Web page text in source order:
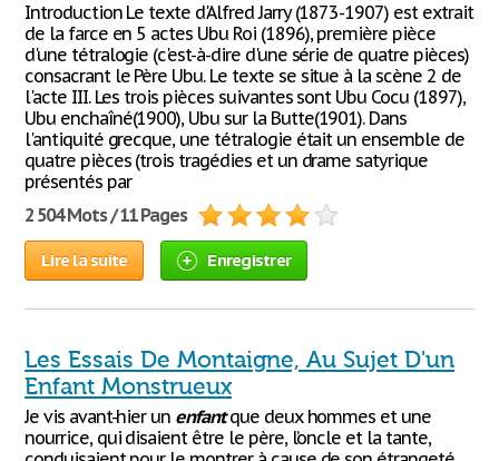
Introduction Le texte d'Alfred Jarry (1873-1907) est extrait
de la farce en 5 actes Ubu Roi (1896), première pièce
d'une tétralogie (c'est-à-dire d'une série de quatre pièces)
consacrant le Père Ubu. Le texte se situe à la scène 2 de
l'acte III. Les trois pièces suivantes sont Ubu Cocu (1897),
Ubu enchaîné(1900), Ubu sur la Butte(1901). Dans
l'antiquité grecque, une tétralogie était un ensemble de
quatre pièces (trois tragédies et un drame satyrique
présentés par
2 504 Mots / 11 Pages
Lire la suite Enregistrer
Les Essais De Montaigne, Au Sujet D'un
Enfant Monstrueux
Je vis avant-hier un enfantque deux hommes et une
nourrice, qui disaient être le père, l’oncle et la tante,